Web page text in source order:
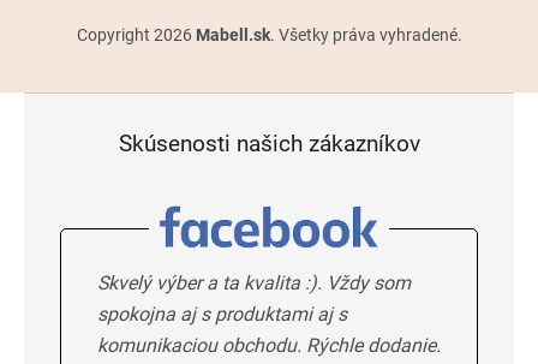
Copyright 2026 Mabell.sk. Všetky práva vyhradené.
Skúsenosti našich zákazníkov
Skvelý výber a ta kvalita :). Vždy som
spokojna aj s produktami aj s
komunikaciou obchodu. Rýchle dodanie.